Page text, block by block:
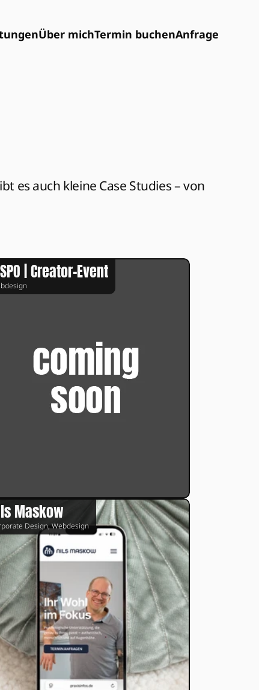
Über michTermin buchenAnfrage
es auch kleine Case Studies – von
| Creator-Event
Maskow
Design, Webdesign